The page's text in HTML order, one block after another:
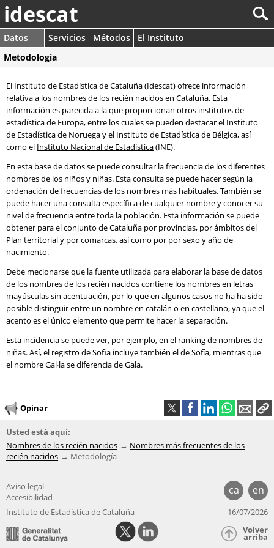
idescat
Datos Servicios Métodos
El Instituto
Metodología
El Instituto de Estadística de Cataluña (Idescat) ofrece información
relativa a los nombres de los recién nacidos en Cataluña. Esta
información es parecida a la que proporcionan otros institutos de
estadística de Europa, entre los cuales se pueden destacar el Instituto
de Estadística de Noruega y el Instituto de Estadística de Bélgica, así
como el Instituto Nacional de Estadística(INE).
En esta base de datos se puede consultar la frecuencia de los diferentes
nombres de los niños y niñas. Esta consulta se puede hacer según la
ordenación de frecuencias de los nombres más habituales. También se
puede hacer una consulta específica de cualquier nombre y conocer su
nivel de frecuencia entre toda la población. Esta información se puede
obtener para el conjunto de Cataluña por provincias, por ámbitos del
Plan territorial y por comarcas, así como por por sexo y año de
nacimiento.
Debe mecionarse que la fuente utilizada para elaborar la base de datos
de los nombres de los recién nacidos contiene los nombres en letras
mayúsculas sin acentuación, por lo que en algunos casos no ha ha sido
posible distinguir entre un nombre en catalán o en castellano, ya que el
acento es el único elemento que permite hacer la separación.
Esta incidencia se puede ver, por ejemplo, en el ranking de nombres de
niñas. Así, el registro de Sofia incluye también el de Sofía, mientras que
el nombre Gal·la se diferencia de Gala.
Opinar
Usted está aquí:
Nombres de los recién nacidos
Nombres más frecuentes de los
recién nacidos
Metodología
ca en
Aviso legal
Accesibilidad
Instituto de Estadística de Cataluña
16/07/2026
Volver
arriba